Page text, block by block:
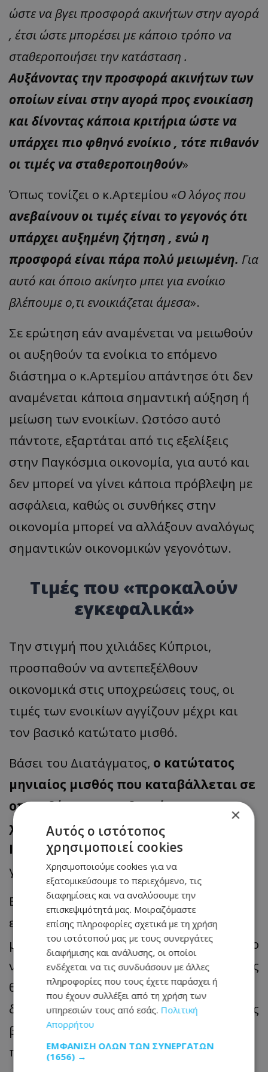
ώστε να βγει προσφορά ακινήτων στην αγορά
, έτσι ώστε μπορέσει με κάποιο τρόπο να
σταθεροποιήσει την κατάσταση .
Αυξάνοντας την προσφορά ακινήτων των
οποίων είναι στην αγορά προς ενοικίαση
και δίνοντας κάποια κριτήρια ώστε να
υπάρχει πιο φθηνό ενοίκιο , τότε πιθανόν
οι τιμές να σταθεροποιηθούν»
Όπως τονίζει ο κ.Αρτεμίου «Ο λόγος που
ανεβαίνουν οι τιμές είναι το γεγονός ότι
υπάρχει αυξημένη ζήτηση , ενώ η
προσφορά είναι πάρα πολύ μειωμένη. Για
αυτό και όποιο ακίνητο μπει για ενοίκιο
βλέπουμε ο,τι ενοικιάζεται άμεσα».
Σε ερώτηση εάν αναμένεται να μειωθούν
οι αυξηθούν τα ενοίκια το επόμενο
διάστημα ο κ.Αρτεμίου απάντησε ότι δεν
αναμένεται κάποια σημαντική αύξηση ή
μείωση των ενοικίων. Ωστόσο αυτό
πάντοτε, εξαρτάται από τις εξελίξεις
στην Παγκόσμια οικονομία, για αυτό και
δεν μπορεί να γίνει κάποια πρόβλεψη με
ασφάλεια, καθώς οι συνθήκες στην
οικονομία μπορεί να αλλάξουν αναλόγως
σημαντικών οικονομικών γεγονότων.
Τιμές που «προκαλούν
εγκεφαλικά»
Την στιγμή που χιλιάδες Κύπριοι,
προσπαθούν να αντεπεξέλθουν
οικονομικά στις υποχρεώσεις τους, οι
τιμές των ενοικίων αγγίζουν μέχρι και
τον βασικό κατώτατο μισθό.
Βάσει του Διατάγματος, ο κατώτατος
μηνιαίος μισθός που καταβάλλεται σε
οποιοδήποτε εργοδοτούμενο στη
χώρα καθορίστηκε από την 1η
Ιανουαρίου 2023 σε 940 ευρώ
για πλήρη απασχόληση.
Εάν υποθέσει κανείς ότι ένα άτομο
εργάζεται λαμβάνοντας τον κατώτατο
μισθό και ζει σε ενοίκιο, τότε είναι εύκολο
να αντιληφθεί κανείς , ότι μετά δυσκολίας
θα μπορούσε να ανταποκριθεί στις
διάφορες υποχρεώσεις και να καλύψει τις
βασικές του ανάγκες, εάν καλείται
πληρώσει τα πιο κάτω ποσά για ενοίκιο.
×
Αυτός ο ιστότοπος
χρησιμοποιεί cookies
Χρησιμοποιούμε cookies για να
εξατομικεύσουμε το περιεχόμενο, τις
διαφημίσεις και να αναλύσουμε την
επισκεψιμότητά μας. Μοιραζόμαστε
επίσης πληροφορίες σχετικά με τη χρήση
του ιστότοπού μας με τους συνεργάτες
διαφήμισης και ανάλυσης, οι οποίοι
ενδέχεται να τις συνδυάσουν με άλλες
πληροφορίες που τους έχετε παράσχει ή
που έχουν συλλέξει από τη χρήση των
υπηρεσιών τους από εσάς. Πολιτική
Απορρήτου
ΕΜΦΆΝΙΣΗ ΌΛΩΝ ΤΩΝ ΣΥΝΕΡΓΑΤΏΝ
(1656) →